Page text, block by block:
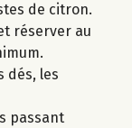
de citron.
réserver au
dés, les
passant